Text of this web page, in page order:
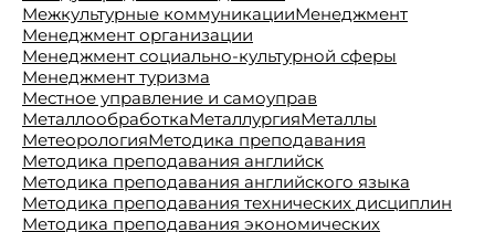
Межкультурные коммуникацииМенеджмент
Менеджмент организации
Менеджмент социально-культурной сферы
Менеджмент туризма
Местное управление и самоуправ
МеталлообработкаМеталлургияМеталлы
МетеорологияМетодика преподавания
Методика преподавания английск
Методика преподавания английского языка
Методика преподавания технических дисциплин
Методика преподавания экономических